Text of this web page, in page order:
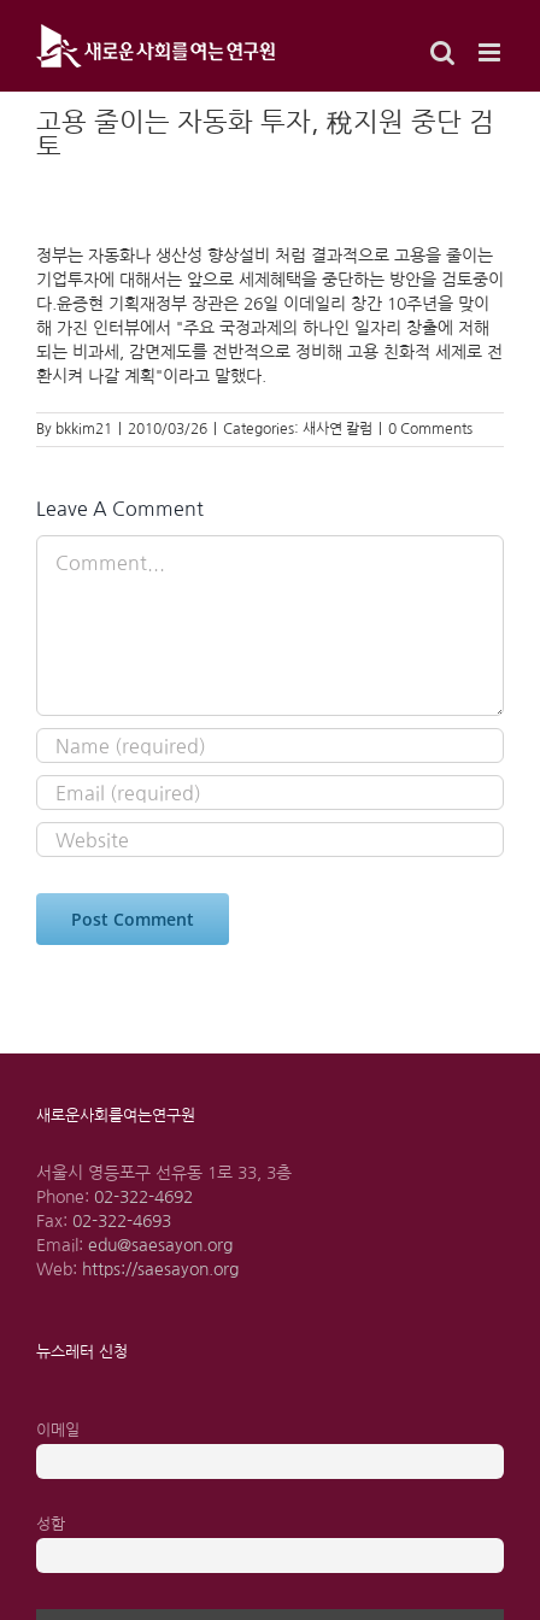
content
고용 줄이는 자동화 투자, 稅지원 중단 검
토
정부는 자동화나 생산성 향상설비 처럼 결과적으로 고용을 줄이는
기업투자에 대해서는 앞으로 세제혜택을 중단하는 방안을 검토중이
다.윤증현 기획재정부 장관은 26일 이데일리 창간 10주년을 맞이
해 가진 인터뷰에서 "주요 국정과제의 하나인 일자리 창출에 저해
되는 비과세, 감면제도를 전반적으로 정비해 고용 친화적 세제로 전
환시켜 나갈 계획"이라고 말했다.
By bkkim21 2010/03/26 Categories: 새사연 칼럼 0 Comments
Leave A Comment
새로운사회를여는연구원
서울시 영등포구 선유동 1로 33, 3층
Phone: 02-322-4692
Fax: 02-322-4693
Email: edu@saesayon.org
Web: https://saesayon.org
뉴스레터 신청
이메일
성함